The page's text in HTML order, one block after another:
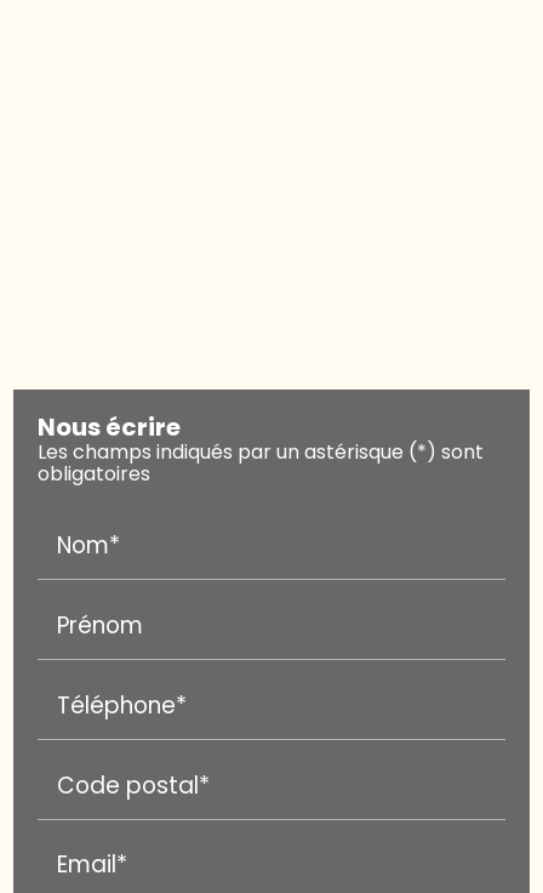
Nous écrire
Les champs indiqués par un astérisque (*) sont
obligatoires
Nom*
Prénom
Téléphone*
Code postal*
Email*